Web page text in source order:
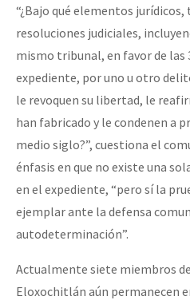
“¿Bajo qué elementos jurídicos,
resoluciones judiciales,
mismo tribunal, en favor de las
expediente, por uno u otro
le revoquen su libertad, le
han fabricado y le condenen a
medio siglo?”, cuestiona el
énfasis en que no existe una
en el expediente, “pero sí la
ejemplar ante la defensa
autodeterminación”.
Actualmente siete miembros
Eloxochitlán aún permanecen